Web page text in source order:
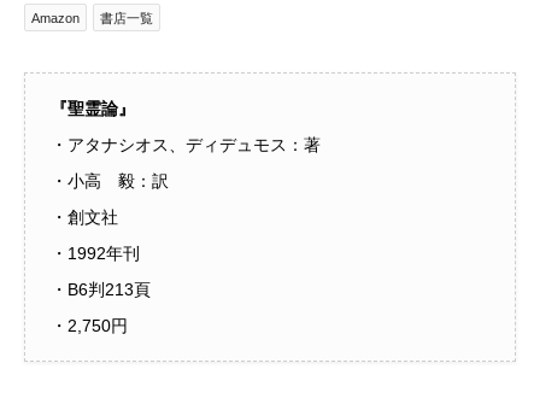
Amazon 書店一覧
『聖霊論』
・アタナシオス、ディデュモス：著
・小高 毅：訳
・創文社
・1992年刊
・B6判213頁
・2,750円